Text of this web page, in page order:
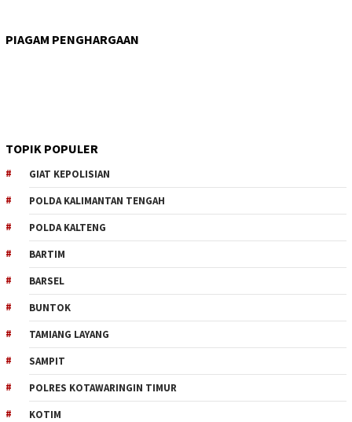
PIAGAM PENGHARGAAN
TOPIK POPULER
GIAT KEPOLISIAN
POLDA KALIMANTAN TENGAH
POLDA KALTENG
BARTIM
BARSEL
BUNTOK
TAMIANG LAYANG
SAMPIT
POLRES KOTAWARINGIN TIMUR
KOTIM